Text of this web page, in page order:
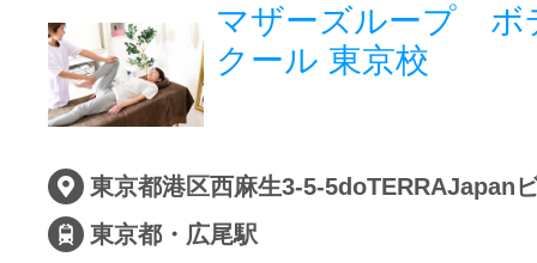
マザーズループ ボ
クール 東京校
東京都港区西麻生3-5-5doTERRAJapan
東京都・広尾駅